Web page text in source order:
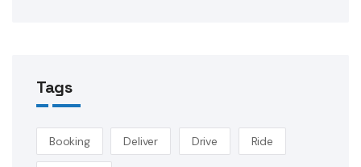
Tags
Booking Deliver Drive Ride